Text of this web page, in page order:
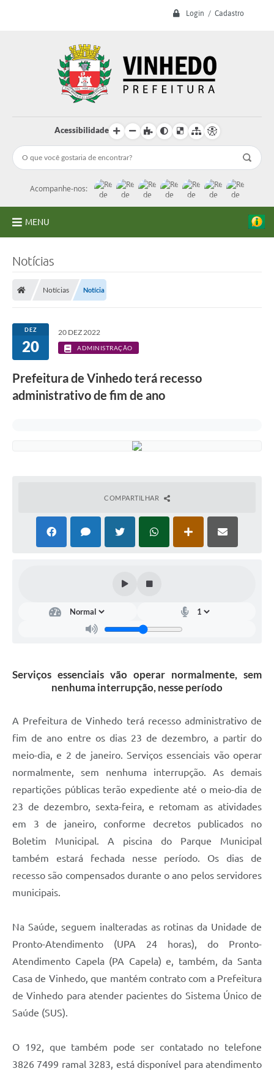
Login / Cadastro
Acessibilidade
Acompanhe-nos:
MENU
Licitações
Transparência
Concursos e Processos Seletivos
Normas e Legislação
Sistema de Protocolo
Listagem dos CEPs de Vinhedo
Acesso à Informação
Contratos
Associação dos Servidores Públicos Municipais de
Vinhedo
Audiências Públicas
Carta de Serviços
Arquivos para Download
Galeria de Vídeos
Legislação
Serviços Online
Notícias
Notícias Notícia
DEZ
20
20 DEZ 2022
ADMINISTRAÇÃO
Prefeitura de Vinhedo terá recesso
administrativo de fim de ano
COMPARTILHAR
Serviços essenciais vão operar normalmente, sem
nenhuma interrupção, nesse período
A Prefeitura de Vinhedo terá recesso administrativo de
fim de ano entre os dias 23 de dezembro, a partir do
meio-dia, e 2 de janeiro. Serviços essenciais vão operar
normalmente, sem nenhuma interrupção. As demais
repartições públicas terão expediente até o meio-dia de
23 de dezembro, sexta-feira, e retomam as atividades
em 3 de janeiro, conforme decretos publicados no
Boletim Municipal. A piscina do Parque Municipal
também estará fechada nesse período. Os dias de
recesso são compensados durante o ano pelos servidores
municipais.
Na Saúde, seguem inalteradas as rotinas da Unidade de
Pronto-Atendimento (UPA 24 horas), do Pronto-
Atendimento Capela (PA Capela) e, também, da Santa
Casa de Vinhedo, que mantém contrato com a Prefeitura
de Vinhedo para atender pacientes do Sistema Único de
Saúde (SUS).
O 192, que também pode ser contatado no telefone
3826 7499 ramal 3283, está disponível para atendimento